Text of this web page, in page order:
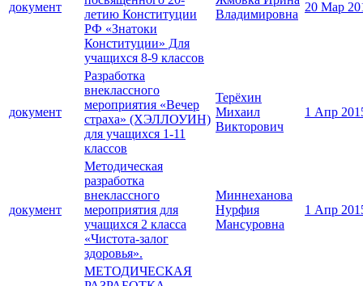
документ
летию Конституции
РФ «Знатоки
Конституции» Для
учащихся 8-9 классов
Владимировна
20 Мар
документ
Разработка
внеклассного
мероприятия «Вечер
страха» (ХЭЛЛОУИН)
для учащихся 1-11
классов
Терёхин
Михаил
Викторович
1 Апр
документ
Методическая
разработка
внеклассного
мероприятия для
учащихся 2 класса
«Чистота-залог
здоровья».
Миннеханова
Нурфия
Мансуровна
1 Апр
МЕТОДИЧЕСКАЯ